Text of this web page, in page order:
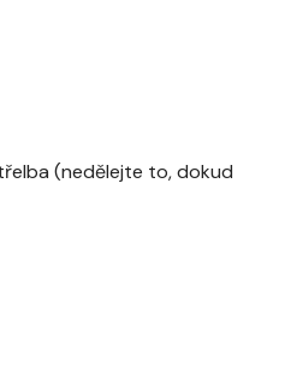
(nedělejte to, dokud